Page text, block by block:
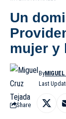
Un
mujer y
Last
By
Share